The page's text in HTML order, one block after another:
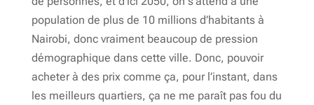
population de plus de 10 millions d’habitants à
Nairobi, donc vraiment beaucoup de pression
démographique dans cette ville. Donc, pouvoir
acheter à des prix comme ça, pour l’instant, dans
les meilleurs quartiers, ça ne me paraît pas fou du